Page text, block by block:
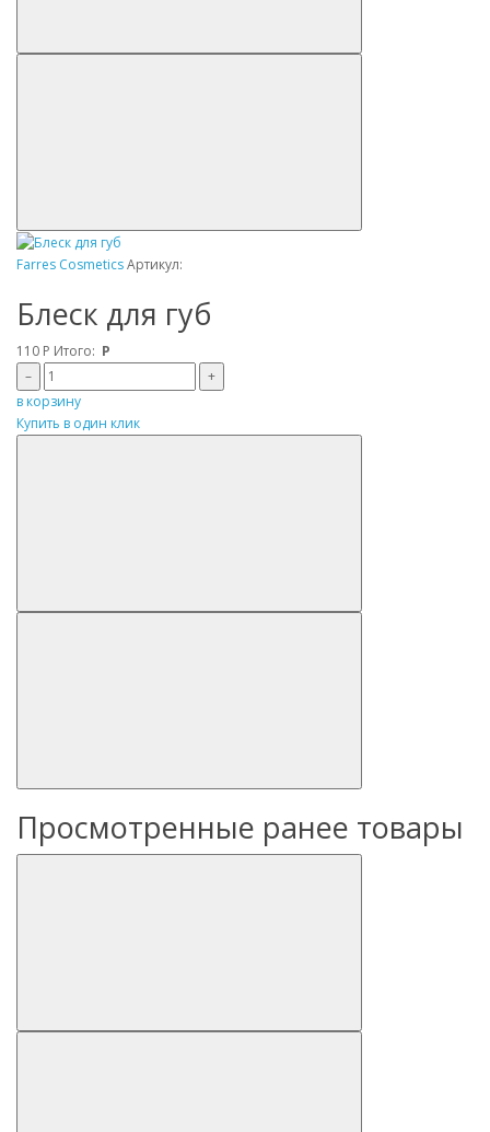
Farres CosmeticsАртикул:
Блеск для губ
110 Р Итого: Р
–
+
в корзину
Купить в один клик
Просмотренные ранее товары